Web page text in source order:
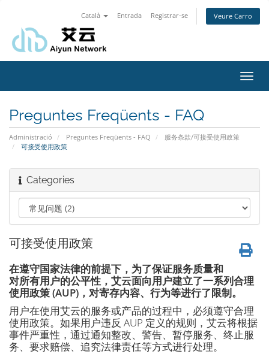
Català Entrada Registrar-se Veure Carro
Preguntes Freqüents - FAQ
Administració Preguntes Freqüents - FAQ
服务条款/可接受使用政策
可接受使用政策
Categories
可接受使用政策
在遵守国家法律的前提下，为了保证服务质量和
对所有用户的公平性，艾云面向用户建立了一系列合理
使用政策 (AUP)，对寄存内容、行为等进行了限制。
用户在使用艾云的服务或产品的过程中，必须遵守合理
使用政策。如果用户违反 AUP 定义的规则，艾云将根据
事件严重性，通过通知整改、警告、暂停服务、终止服
务、要求赔偿、追究法律责任等方式进行处理。